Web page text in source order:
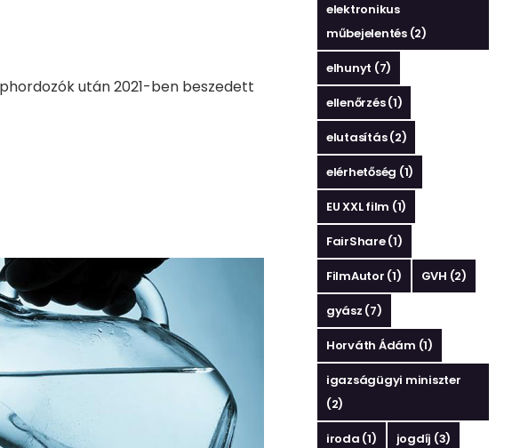
után 2021-ben beszedett
elektronikus
műbejelentés(2)
elhunyt (7)
ellenőrzés(1)
elutasítás(2)
elérhetőség (1)
EU XXL film (1)
FairShare(1)
FilmAutor (1) GVH (2)
gyász (7)
Horváth Ádám (1)
igazságügyi miniszter
(2)
iroda (1) jogdíj (3)